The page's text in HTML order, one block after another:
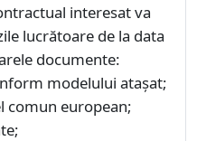
interesat va
lucrătoare de la data
documente:
modelului atașat;
comun european;